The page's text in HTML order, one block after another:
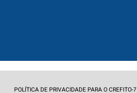
POLÍTICA DE PRIVACIDADE PARA O CREFITO-7